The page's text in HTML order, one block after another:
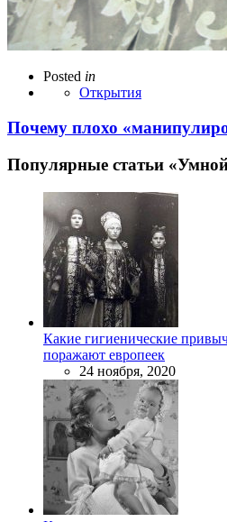
Posted in
Открытия
Почему плохо
Популярные статьи
Какие гигиенические
поражают европеек
24 ноября, 2020